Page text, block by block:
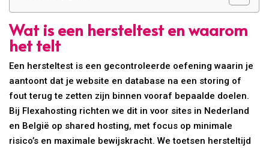
Wat is een hersteltest en waarom
het telt
Een hersteltest is een gecontroleerde oefening waarin je
aantoont dat je website en database na een storing of
fout terug te zetten zijn binnen vooraf bepaalde doelen.
Bij Flexahosting richten we dit in voor sites in Nederland
en België op shared hosting, met focus op minimale
risico’s en maximale bewijskracht. We toetsen hersteltijd